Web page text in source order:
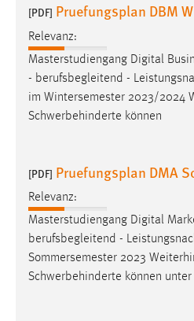
[PDF] Pruefungsplan DBM
Relevanz:
Masterstudiengang Digital
- berufsbegleitend -
im Wintersemester 2023/2024
Schwerbehinderte können
[PDF] Pruefungsplan DMA
Relevanz:
Masterstudiengang Digital
berufsbegleitend -
Sommersemester 2023
Schwerbehinderte können unter
Cookie Laufzeit:
3 Monate
EXTERNE MEDIEN
Um Inhalte von
YouTube
Vimeo